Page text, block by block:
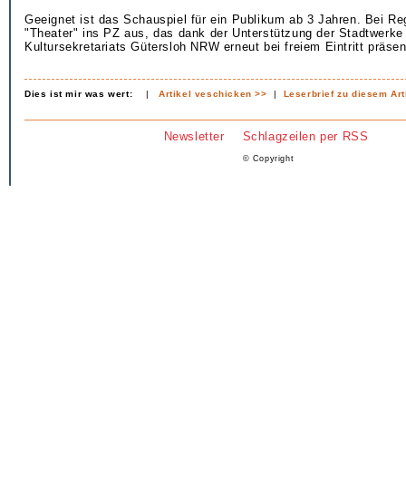
Geeignet ist das Schauspiel für ein Publikum ab 3 Jahren. Bei
"Theater" ins PZ aus, das dank der Unterstützung der
Kultursekretariats Gütersloh NRW erneut bei freiem Eintritt
Dies ist mir was wert: |Artikel veschicken >> | Leserbrief zu diesem
Newsletter Schlagzeilen per RSS
© Copyright